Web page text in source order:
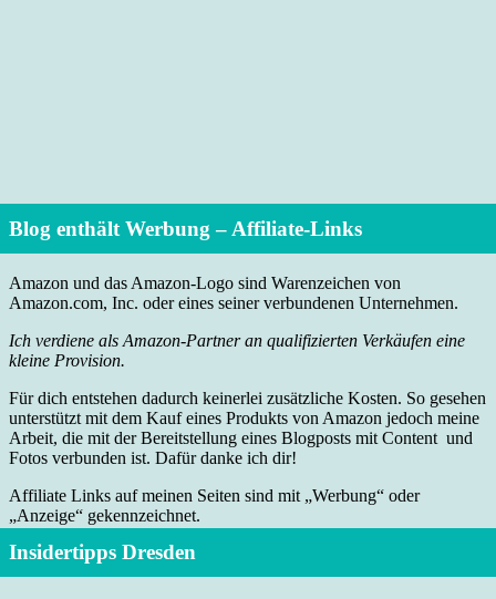
Blog enthält Werbung – Affiliate-Links
Amazon und das Amazon-Logo sind Warenzeichen von
Amazon.com, Inc. oder eines seiner verbundenen Unternehmen.
Ich verdiene als Amazon-Partner an qualifizierten Verkäufen eine
kleine Provision.
Für dich entstehen dadurch keinerlei zusätzliche Kosten. So gesehen
unterstützt mit dem Kauf eines Produkts von Amazon jedoch meine
Arbeit, die mit der Bereitstellung eines Blogposts mit Content und
Fotos verbunden ist. Dafür danke ich dir!
Affiliate Links auf meinen Seiten sind mit „Werbung“ oder
„Anzeige“ gekennzeichnet.
Insidertipps Dresden